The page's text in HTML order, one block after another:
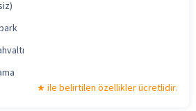
ile belirtilen özellikler ücretlidir.